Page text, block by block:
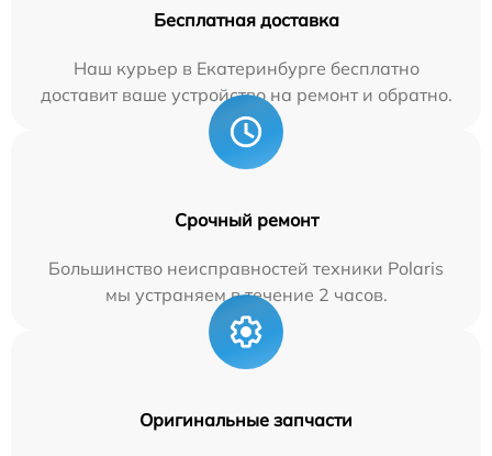
Бесплатная доставка
Наш курьер в Екатеринбурге бесплатно
доставит ваше устройство на ремонт и обратно.
Срочный ремонт
Большинство неисправностей техники Polaris
мы устраняем в течение 2 часов.
Оригинальные запчасти